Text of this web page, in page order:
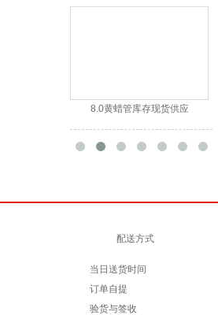
8.0黄蜡管库存现货供应
配送方式
当日送货时间
订单自提
验货与签收